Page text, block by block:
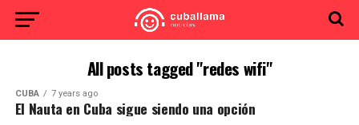
All posts tagged "redes wifi"
CUBA 7 years ago
El Nauta en Cuba sigue siendo una opción